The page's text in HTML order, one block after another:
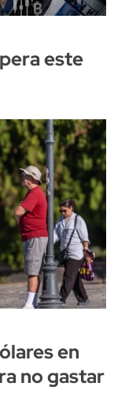
este
en
no gastar